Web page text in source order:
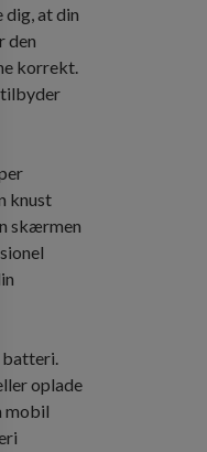
dig, at din
den
korrekt.
tilbyder
knust
skærmen
batteri.
oplade
mobil